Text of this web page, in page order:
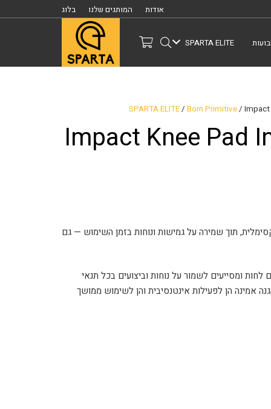
אודות המותגים שלנו בלוג
SPARTA ELITE
SPARTA ELITE/Born Primitive/ Impact
Impact Knee Pad
תוך שמירה על גמישות ונוחות בזמן השימוש — גם
ומסייעים לשמור על נוחות וביצועים בכל תנאי
אמינה הן לפעילות אינטנסיבית והן לשימוש ממושך